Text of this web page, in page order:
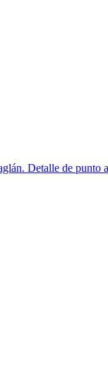
Detalle de